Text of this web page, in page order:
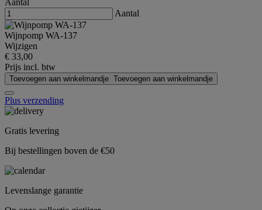
Aantal
Aantal
Wijnpomp WA-137
Wijzigen
€ 33,00
Prijs incl. btw
Toevoegen aan winkelmandje Toevoegen aan winkelmandje
Plus verzending
Gratis levering
Bij bestellingen boven de €50
Levenslange garantie